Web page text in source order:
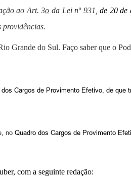
ao Art. 3o da Lei nº 931,de 20 de
providências.
Grande do Sul. Faço saber que o
dos Cargos de Provimento Efetivo, de que
, no Quadro dos Cargos de Provimento
com a seguinte redação: